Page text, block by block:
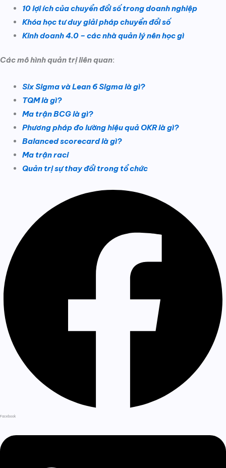
10 lợi ích của chuyển đổi số trong doanh nghiệp
Khóa học tư duy giải pháp chuyển đổi số
Kinh doanh 4.0 – các nhà quản lý nên học gì
Các mô hình quản trị liên quan:
Six Sigma vàLean 6 Sigma là gì?
TQM là gì?
Ma trận BCG là gì?
Phương pháp đo lường hiệu quả OKR là gì?
Balanced scorecard là gì?
Ma trận raci
Quản trị sự thay đổi trong tổ chức
Facebook